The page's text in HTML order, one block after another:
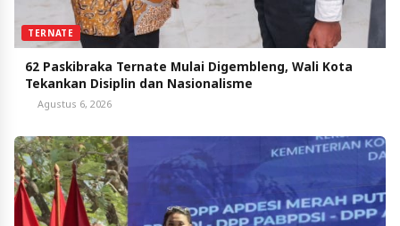
TERNATE
62 Paskibraka Ternate Mulai Digembleng, Wali Kota
Tekankan Disiplin dan Nasionalisme
Agustus 6, 2026